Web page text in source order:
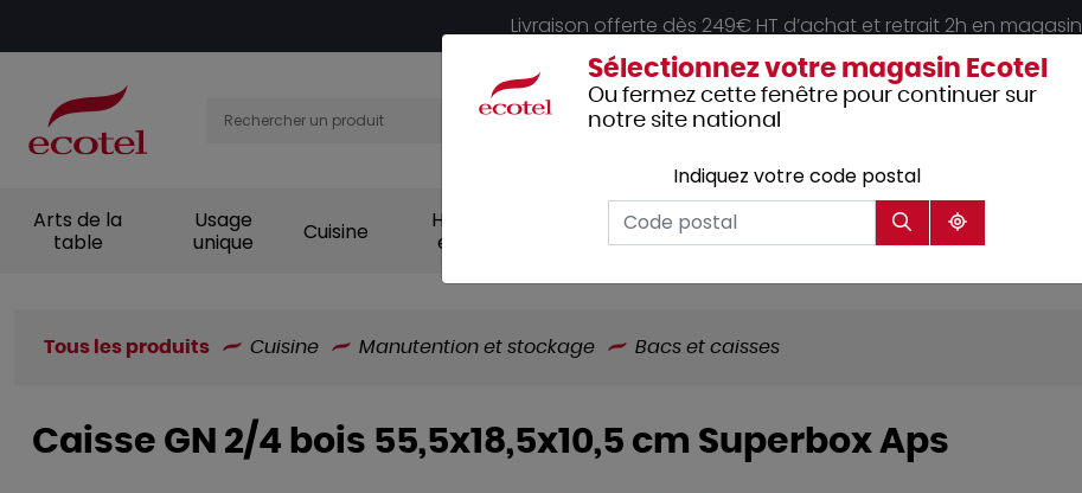
Livraison offerte dès 249€ HT d’achat et retrait 2h en magasin
Arts de la
table
Usage
unique
Cuisine
Hygiène et
entretien
Vêtements
professionnels
Hôtellerie Mobilier
Tous les produits Cuisine Manutention et stockage Bacs et caisses
Caisse GN 2/4 bois 55,5x18,5x10,5 cm Superbox Aps
Sélectionnez votre magasin Ecotel
Ou fermez cette fenêtre pour continuer sur
notre site national
Indiquez votre code postal